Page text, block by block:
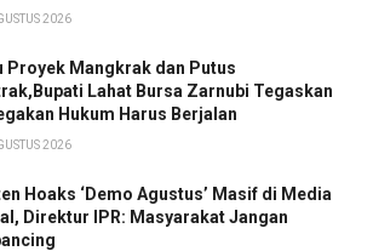
2026
Proyek Mangkrak dan Putus
Lahat Bursa Zarnubi Tegaskan
Hukum Harus Berjalan
2026
Hoaks ‘Demo Agustus’ Masif di Media
Direktur IPR: Masyarakat Jangan